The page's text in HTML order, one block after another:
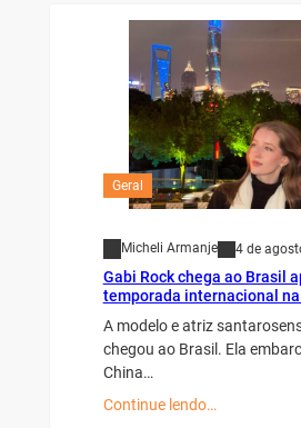
Geral
Micheli Armanje 4 de
Gabi Rock chega ao Brasil
temporada internacional na
A modelo e atriz
chegou ao Brasil. Ela
China…
Continue lendo…